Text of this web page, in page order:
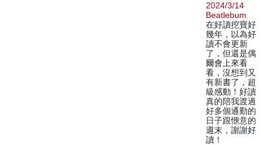
2024/3/14
Beatlebum
在好讀挖寶好
幾年，以為好
讀不會更新
了，但還是偶
爾會上來看
看，沒想到又
有新書了，超
級感動！好讀
真的陪我渡過
好多個通勤的
日子跟愜意的
週末，謝謝好
讀！